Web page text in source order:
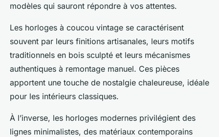
modèles qui sauront répondre à vos attentes.
Les horloges à coucou vintage se caractérisent
souvent par leurs finitions artisanales, leurs motifs
traditionnels en bois sculpté et leurs mécanismes
authentiques à remontage manuel. Ces pièces
apportent une touche de nostalgie chaleureuse, idéale
pour les intérieurs classiques.
À l’inverse, les horloges modernes privilégient des
lignes minimalistes, des matériaux contemporains